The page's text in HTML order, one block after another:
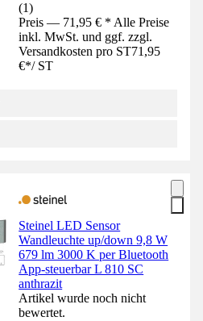
(1)
Preis — 71,95 € * Alle Preise
inkl. MwSt. und ggf. zzgl.
Versandkosten pro ST71,95
€*/ ST
Steinel LED Sensor
Wandleuchte up/down 9,8 W
679 lm 3000 K per Bluetooth
App-steuerbar L 810 SC
anthrazit
Artikel wurde noch nicht
bewertet.